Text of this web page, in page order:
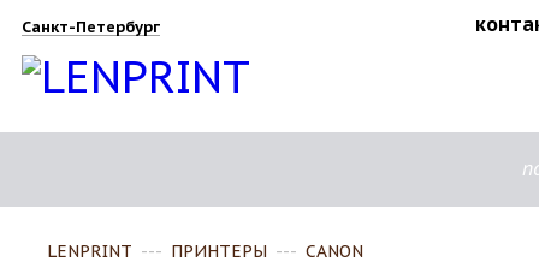
Санкт-Петербург
LENPRINT --- ПРИНТЕРЫ --- CANON